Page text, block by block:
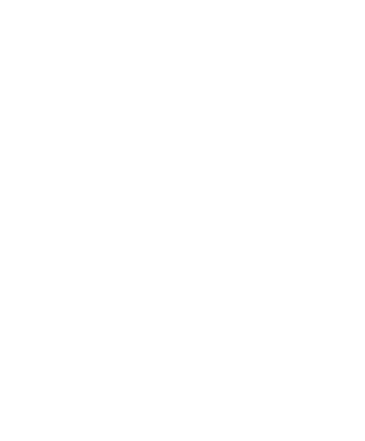
御機器販売店・
ようお願いしま
にご登録され
社の共同利用者
とをご了承くだ
品に未対応品が
これらの製造装
、取り引きをい
ムロン制御